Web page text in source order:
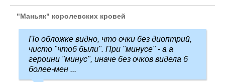
"Маньяк" королевских кровей
По обложке видно, что очки без диоптрий,
чисто "чтоб были". При "минусе" - а а
героини "минус", иначе без очков видела б
более-мен ...